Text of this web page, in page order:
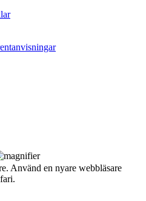
Använd en nyare webbläsare